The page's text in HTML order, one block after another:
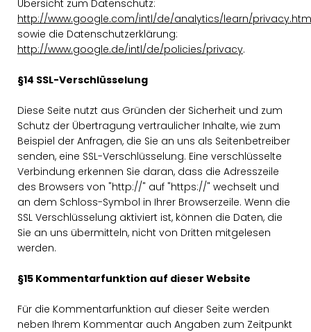
Übersicht zum Datenschutz:
http://www.google.com/intl/de/analytics/learn/
sowie die Datenschutzerklärung:
http://www.google.de/intl/de/policies/privacy.
§14 SSL-Verschlüsselung
Diese Seite nutzt aus Gründen der Sicherheit und zum
Schutz der Übertragung vertraulicher Inhalte, wie zum
Beispiel der Anfragen, die Sie an uns als Seitenbetreiber
senden, eine SSL-Verschlüsselung. Eine verschlüsselte
Verbindung erkennen Sie daran, dass die Adresszeile
des Browsers von "http://" auf "https://" wechselt und
an dem Schloss-Symbol in Ihrer Browserzeile. Wenn die
SSL Verschlüsselung aktiviert ist, können die Daten, die
Sie an uns übermitteln, nicht von Dritten mitgelesen
werden.
§15 Kommentarfunktion auf dieser Website
Für die Kommentarfunktion auf dieser Seite werden
neben Ihrem Kommentar auch Angaben zum Zeitpunkt